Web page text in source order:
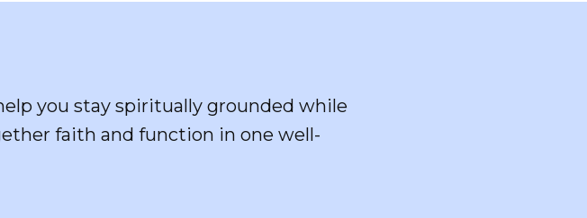
you stay spiritually grounded while
faith and function in one well-